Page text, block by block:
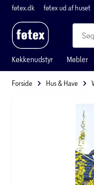
føtex.dk føtex ud af huset
Køkkenudstyr Møbler
Forside Hus & Have